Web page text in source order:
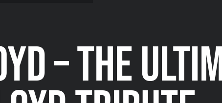
– THE